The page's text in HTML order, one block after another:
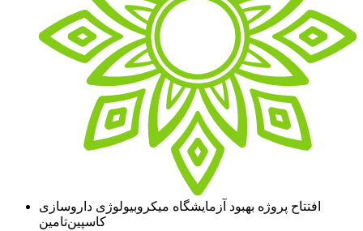
افتتاح پروژه بهبود آزمایشگاه میکروبیولوژی داروسازی
کاسپین‌تامین